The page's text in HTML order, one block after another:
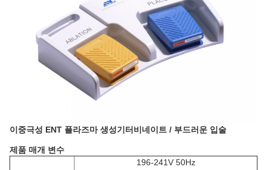
이중극성 ENT 플라즈마 생성기 터비네이트 / 부드러운 입술
제품 매개 변수
196-241V 50Hz